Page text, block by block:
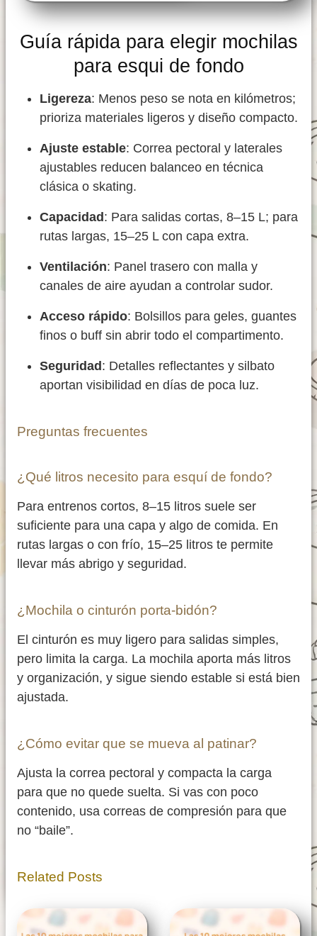
Guía rápida para elegir mochilas
para esqui de fondo
Ligereza: Menos peso se nota en kilómetros;
prioriza materiales ligeros y diseño compacto.
Ajuste estable: Correa pectoral y laterales
ajustables reducen balanceo en técnica
clásica o skating.
Capacidad: Para salidas cortas, 8–15 L; para
rutas largas, 15–25 L con capa extra.
Ventilación: Panel trasero con malla y
canales de aire ayudan a controlar sudor.
Acceso rápido: Bolsillos para geles, guantes
finos o buff sin abrir todo el compartimento.
Seguridad: Detalles reflectantes y silbato
aportan visibilidad en días de poca luz.
Preguntas frecuentes
¿Qué litros necesito para esquí de fondo?
Para entrenos cortos, 8–15 litros suele ser
suficiente para una capa y algo de comida. En
rutas largas o con frío, 15–25 litros te permite
llevar más abrigo y seguridad.
¿Mochila o cinturón porta-bidón?
El cinturón es muy ligero para salidas simples,
pero limita la carga. La mochila aporta más litros
y organización, y sigue siendo estable si está bien
ajustada.
¿Cómo evitar que se mueva al patinar?
Ajusta la correa pectoral y compacta la carga
para que no quede suelta. Si vas con poco
contenido, usa correas de compresión para que
no “baile”.
Related Posts